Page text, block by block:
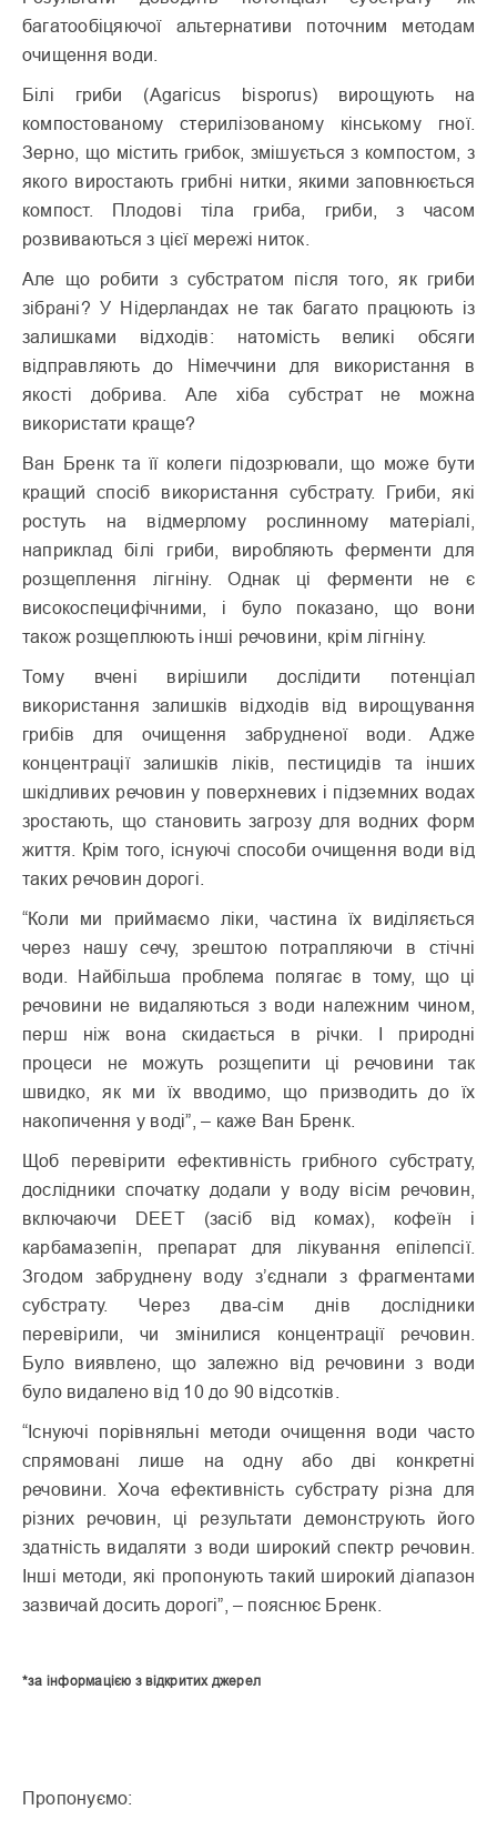
багатообіцяючої альтернативи поточним методам
очищення води.
Білі гриби (Agaricus bisporus) вирощують на
компостованому стерилізованому кінському гної.
Зерно, що містить грибок, змішується з компостом, з
якого виростають грибні нитки, якими заповнюється
компост. Плодові тіла гриба, гриби, з часом
розвиваються з цієї мережі ниток.
Але що робити з субстратом після того, як гриби
зібрані? У Нідерландах не так багато працюють із
залишками відходів: натомість великі обсяги
відправляють до Німеччини для використання в
якості добрива. Але хіба субстрат не можна
використати краще?
Ван Бренк та її колеги підозрювали, що може бути
кращий спосіб використання субстрату. Гриби, які
ростуть на відмерлому рослинному матеріалі,
наприклад білі гриби, виробляють ферменти для
розщеплення лігніну. Однак ці ферменти не є
високоспецифічними, і було показано, що вони
також розщеплюють інші речовини, крім лігніну.
Тому вчені вирішили дослідити потенціал
використання залишків відходів від вирощування
грибів для очищення забрудненої води. Адже
концентрації залишків ліків, пестицидів та інших
шкідливих речовин у поверхневих і підземних водах
зростають, що становить загрозу для водних форм
життя. Крім того, існуючі способи очищення води від
таких речовин дорогі.
“Коли ми приймаємо ліки, частина їх виділяється
через нашу сечу, зрештою потрапляючи в стічні
води. Найбільша проблема полягає в тому, що ці
речовини не видаляються з води належним чином,
перш ніж вона скидається в річки. І природні
процеси не можуть розщепити ці речовини так
швидко, як ми їх вводимо, що призводить до їх
накопичення у воді”, – каже Ван Бренк.
Щоб перевірити ефективність грибного субстрату,
дослідники спочатку додали у воду вісім речовин,
включаючи DEET (засіб від комах), кофеїн і
карбамазепін, препарат для лікування епілепсії.
Згодом забруднену воду з’єднали з фрагментами
субстрату. Через два-сім днів дослідники
перевірили, чи змінилися концентрації речовин.
Було виявлено, що залежно від речовини з води
було видалено від 10 до 90 відсотків.
“Існуючі порівняльні методи очищення води часто
спрямовані лише на одну або дві конкретні
речовини. Хоча ефективність субстрату різна для
різних речовин, ці результати демонструють його
здатність видаляти з води широкий спектр речовин.
Інші методи, які пропонують такий широкий діапазон
зазвичай досить дорогі”, – пояснює Бренк.
*за інформацією з відкритих джерел
Пропонуємо: